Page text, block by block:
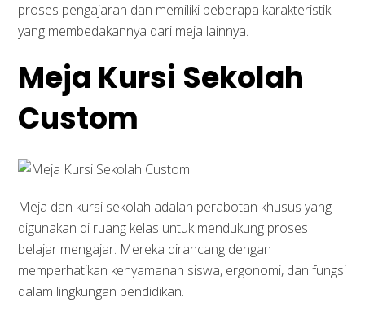
proses pengajaran dan memiliki beberapa karakteristik
yang membedakannya dari meja lainnya.
Meja Kursi Sekolah
Custom
Meja dan kursi sekolah adalah perabotan khusus yang
digunakan di ruang kelas untuk mendukung proses
belajar mengajar. Mereka dirancang dengan
memperhatikan kenyamanan siswa, ergonomi, dan fungsi
dalam lingkungan pendidikan.